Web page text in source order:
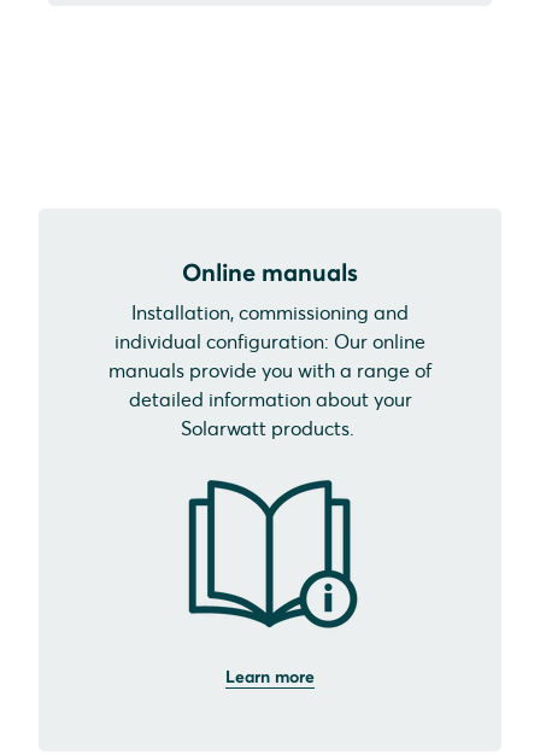
Online manuals
Installation, commissioning and
individual configuration: Our online
manuals provide you with a range of
detailed information about your
Solarwatt products.
Learn more